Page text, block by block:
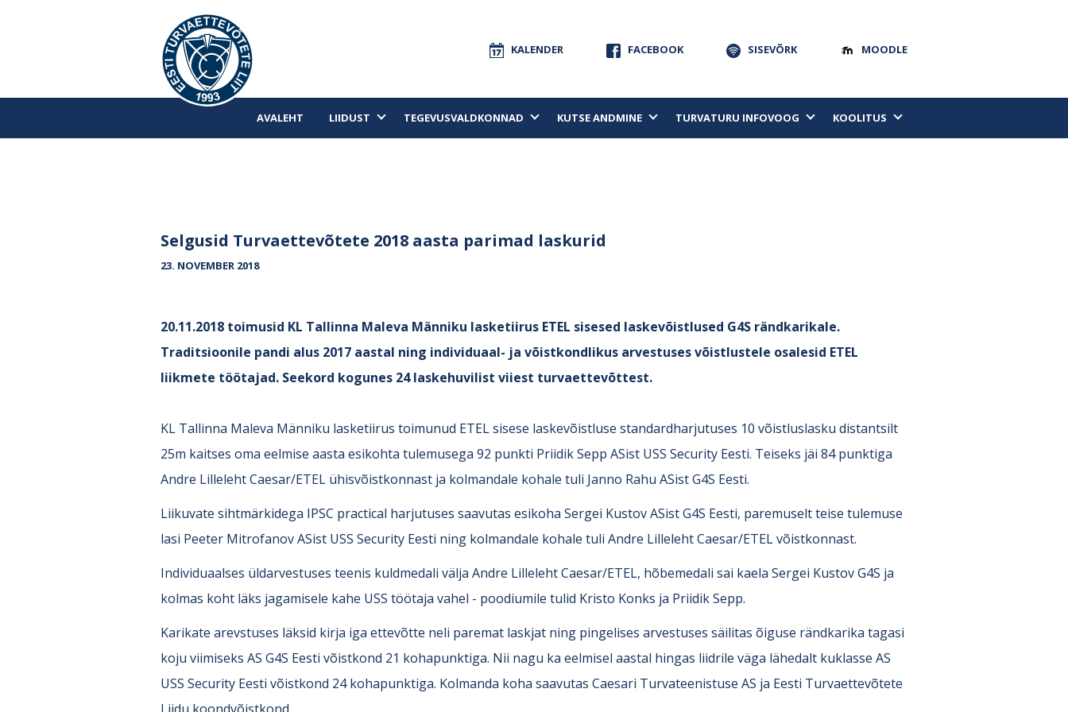
KALENDER FACEBOOK SISEVÕRK MOODLE
AVALEHT LIIDUST TEGEVUSVALDKONNAD KUTSE ANDMINE TURVATURU INFOVOOG KOOLITUS
Selgusid Turvaettevõtete 2018 aasta parimad laskurid
23. NOVEMBER 2018
20.11.2018 toimusid KL Tallinna Maleva Männiku lasketiirus ETEL sisesed laskevõistlused G4S rändkarikale.
Traditsioonile pandi alus 2017 aastal ning individuaal- ja võistkondlikus arvestuses võistlustele osalesid ETEL
liikmete töötajad. Seekord kogunes 24 laskehuvilist viiest turvaettevõttest.
KL Tallinna Maleva Männiku lasketiirus toimunud ETEL sisese laskevõistluse standardharjutuses 10 võistluslasku distantsilt
25m kaitses oma eelmise aasta esikohta tulemusega 92 punkti Priidik Sepp ASist USS Security Eesti. Teiseks jäi 84 punktiga
Andre Lilleleht Caesar/ETEL ühisvõistkonnast ja kolmandale kohale tuli Janno Rahu ASist G4S Eesti.
Liikuvate sihtmärkidega IPSC practical harjutuses saavutas esikoha Sergei Kustov ASist G4S Eesti, paremuselt teise tulemuse
lasi Peeter Mitrofanov ASist USS Security Eesti ning kolmandale kohale tuli Andre Lilleleht Caesar/ETEL võistkonnast.
Individuaalses üldarvestuses teenis kuldmedali välja Andre Lilleleht Caesar/ETEL, hõbemedali sai kaela Sergei Kustov G4S ja
kolmas koht läks jagamisele kahe USS töötaja vahel - poodiumile tulid Kristo Konks ja Priidik Sepp.
Karikate arevstuses läksid kirja iga ettevõtte neli paremat laskjat ning pingelises arvestuses säilitas õiguse rändkarika tagasi
koju viimiseks AS G4S Eesti võistkond 21 kohapunktiga. Nii nagu ka eelmisel aastal hingas liidrile väga lähedalt kuklasse AS
USS Security Eesti võistkond 24 kohapunktiga. Kolmanda koha saavutas Caesari Turvateenistuse AS ja Eesti Turvaettevõtete